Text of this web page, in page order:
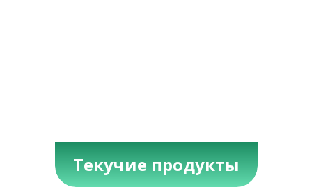
Текучие продукты